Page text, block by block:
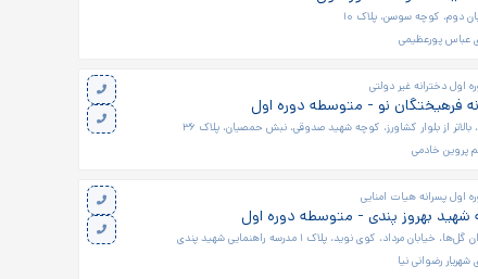
دوم، کوچه سوسن، پلاک ۱۰
عباس پورعظیمی
اول دخترانه غیر دولتی
فرهیختگان نو - متوسطه دوره اول
بالاتر از بلوار کشاورز، کوچه شهید صدوقی، نبش حمصيان، پلاک ۳۶
پروین خادمی
اول پسرانه هیات امنایی
شهید بهروز پندی - متوسطه دوره اول
مرداد، کوی نوید، پلاک ۱ مدرسه راهنمایی شهید پندی
شهریار رضوانی نیا